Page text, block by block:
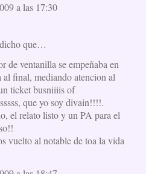
a las 17:30
que…
de ventanilla se empeñaba en
al final, mediando atencion al
ticket busniiiis of
que yo soy divain!!!!.
el relato listo y un PA para el
vuelto al notable de toa la vida